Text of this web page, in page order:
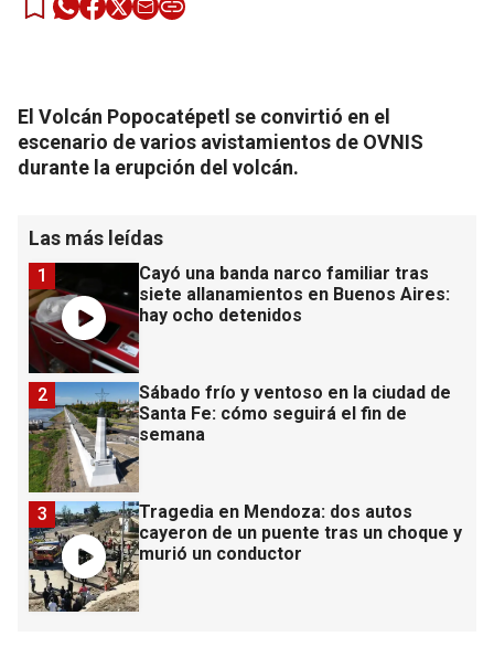
El Volcán Popocatépetl se convirtió en el
escenario de varios avistamientos de OVNIS
durante la erupción del volcán.
Las más leídas
Cayó una banda narco familiar tras
siete allanamientos en Buenos Aires:
hay ocho detenidos
1
Sábado frío y ventoso en la ciudad de
Santa Fe: cómo seguirá el fin de
semana
2
Tragedia en Mendoza: dos autos
cayeron de un puente tras un choque y
murió un conductor
3